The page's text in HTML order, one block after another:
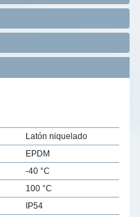
Latón niquelado
EPDM
-40 °C
100 °C
IP54